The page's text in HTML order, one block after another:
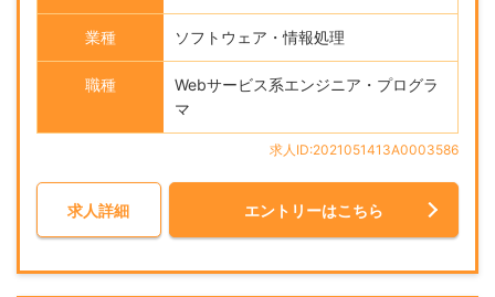
業種 ソフトウェア・情報処理
職種
Webサービス系エンジニア・プログラ
マ
求人ID:2021051413A0003586
求人詳細 エントリーはこちら